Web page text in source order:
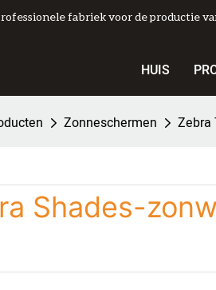
fabriek voor de productie
HUIS
Zonneschermen Zebra